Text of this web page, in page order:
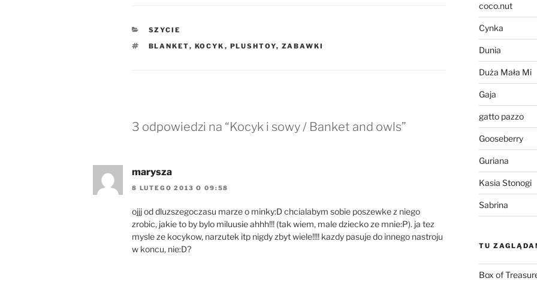
KATEGORIE
SZYCIE
TAGI
BLANKET, KOCYK , PLUSHTOY, ZABAWKI
3 odpowiedzi na “Kocyk i sowy / Banket and owls”
marysza
8 LUTEGO 2013 O 09:58
ojjj od dluzszegoczasu marze o minky:D chcialabym sobie poszewke z niego
zrobic, jakie to by bylo miluusie ahhh!!! (tak wiem, male dziecko ze mnie:P). ja tez
mysle ze kocykow, narzutek itp nigdy zbyt wiele!!!! kazdy pasuje do innego nastroju
w koncu, nie:D?
coco.nut
Cynka
Dunia
Duża Mała Mi
Gaja
gatto pazzo
Gooseberry
Guriana
Kasia Stonogi
Sabrina
TU
Box of